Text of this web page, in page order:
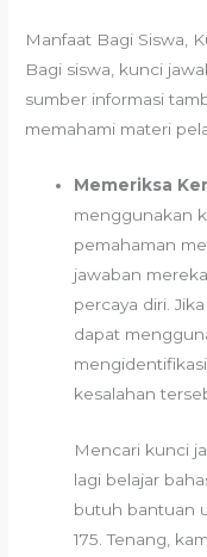
Manfaat Bagi Siswa,
Bagi siswa, kunci
sumber informasi
memahami materi
Memeriksa
menggunakan
pemahaman
jawaban
percaya diri.
dapat
kesalahan
Mencari kunci
lagi belajar
butuh bantuan
175. Tenang,